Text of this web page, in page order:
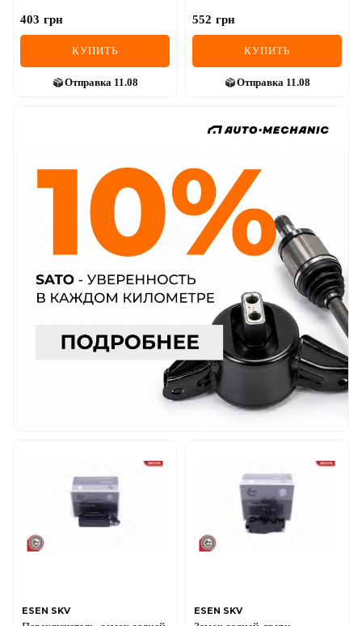
403 грн
КУПИТЬ
Отправка 11.08
552 грн
КУПИТЬ
Отправка 11.08
ESEN SKV ESEN SKV